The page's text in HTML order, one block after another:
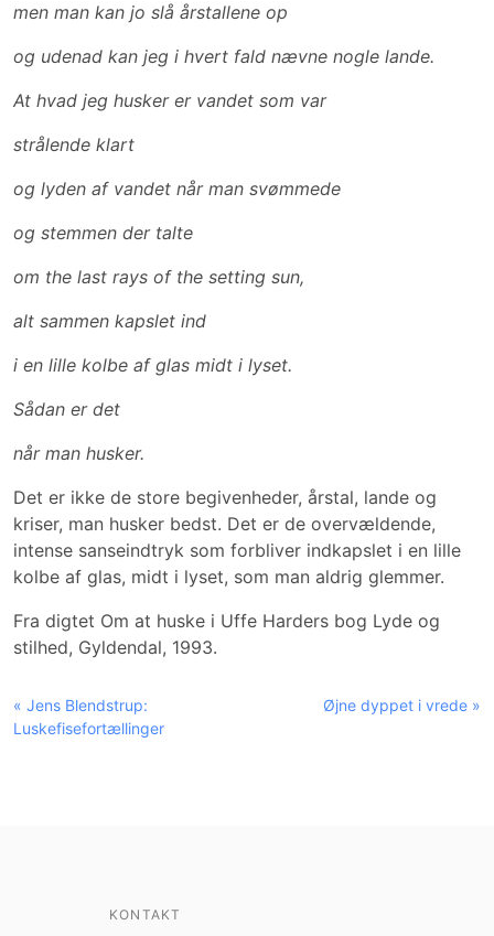
men man kan jo slå årstallene op
og udenad kan jeg i hvert fald nævne nogle lande.
At hvad jeg husker er vandet som var
strålende klart
og lyden af vandet når man svømmede
og stemmen der talte
om the last rays of the setting sun,
alt sammen kapslet ind
i en lille kolbe af glas midt i lyset.
Sådan er det
når man husker.
Det er ikke de store begivenheder, årstal, lande og
kriser, man husker bedst. Det er de overvældende,
intense sanseindtryk som forbliver indkapslet i en lille
kolbe af glas, midt i lyset, som man aldrig glemmer.
Fra digtet Om at huske i Uffe Harders bog Lyde og
stilhed, Gyldendal, 1993.
« Jens Blendstrup:
Luskefisefortællinger
Øjne dyppet i vrede »
KONTAKT